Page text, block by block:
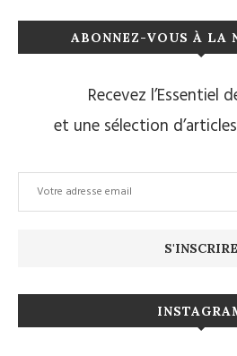
ABONNEZ-VOUS À LA
Recevez l’Essentiel
et une sélection